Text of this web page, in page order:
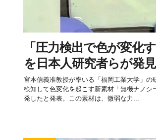
「圧力検出で色が変化
を日本人研究者らが発見
宮本信義准教授が率いる「福岡工業大学」の
検知して色変化を起こす新素材「無機ナノシ
発したと発表。この素材は、微弱な力...